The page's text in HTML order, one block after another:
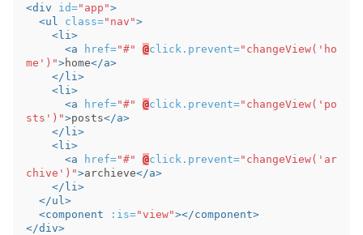
<div id="app">
<ul
class="nav">
<li>
<a
href="#" @click.prevent="changeView('ho
me')">home</a>
</li>
<li>
<a
href="#" @click.prevent="changeView('po
sts')">posts</a>
</li>
<li>
<a
href="#" @click.prevent="changeView('ar
chive')">archieve</a>
</li>
</ul>
<component
:is="view"></component>
</div>